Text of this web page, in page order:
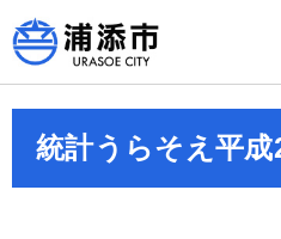
統計うらそえ平成